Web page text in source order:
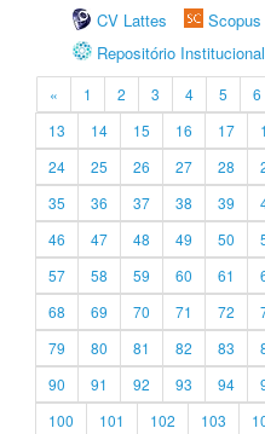
CV Lattes
Scopus
Repositório
« 1 2 3 4 5 6
13
14 15 16 17
24
25 26 27 28
35
36 37 38 39
46
47 48 49 50
57
58 59 60 61
68
69 70 71 72
79
80 81 82 83
90
91 92 93 94
100
101 102 103